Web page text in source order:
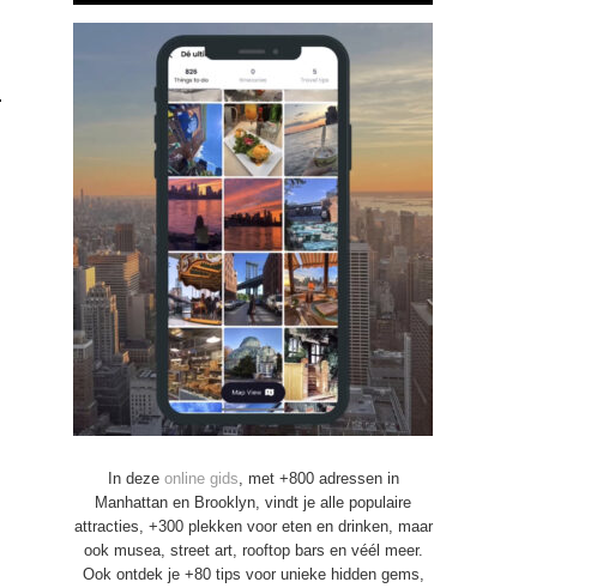
In deze online gids, met +800 adressen in
Manhattan en Brooklyn, vindt je alle populaire
attracties, +300 plekken voor eten en drinken, maar
ook musea, street art, rooftop bars en véél meer.
Ook ontdek je +80 tips voor unieke hidden gems,